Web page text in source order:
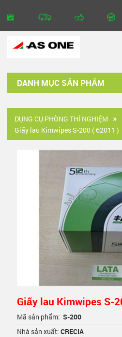
DANH MỤC SẢN PHẨM
DỤNG CỤ PHÒNG THÍ NGHIỆM
Giấy lau Kimwipes S-200 ( 62011 )
Giấy lau Kimwipes S-
Mã sản phẩm: S-200
Nhà sản xuất: CRECIA